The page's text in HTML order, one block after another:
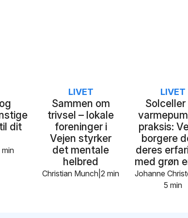
dit
min
Sammen om
trivsel – lokale
foreninger i
Vejen styrker
det mentale
helbred
LIVET
2 min
Christian Munch
Solceller
praksis:
borgere
deres
med grøn
LIVET
5 min
Johanne